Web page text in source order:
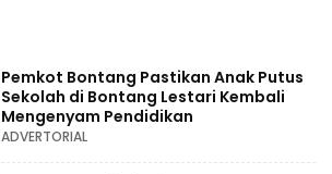
Pemkot Bontang Pastikan Anak Putus
Sekolah di Bontang Lestari Kembali
Mengenyam Pendidikan
ADVERTORIAL